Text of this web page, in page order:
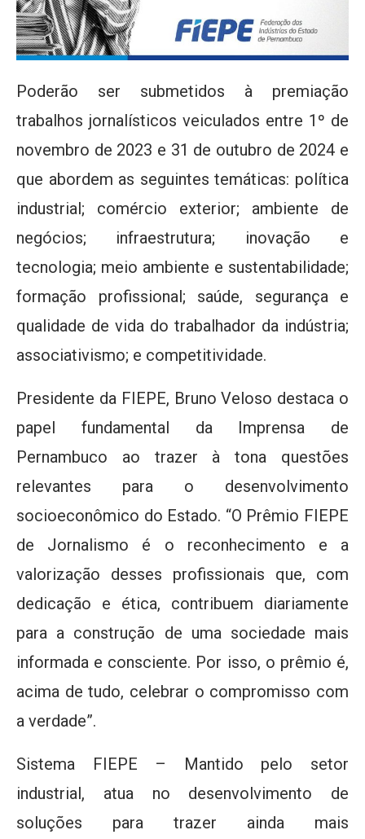
Poderão ser submetidos à premiação
trabalhos jornalísticos veiculados entre 1º de
novembro de 2023 e 31 de outubro de 2024 e
que abordem as seguintes temáticas: política
industrial; comércio exterior; ambiente de
negócios; infraestrutura; inovação e
tecnologia; meio ambiente e sustentabilidade;
formação profissional; saúde, segurança e
qualidade de vida do trabalhador da indústria;
associativismo; e competitividade.
Presidente da FIEPE, Bruno Veloso destaca o
papel fundamental da Imprensa de
Pernambuco ao trazer à tona questões
relevantes para o desenvolvimento
socioeconômico do Estado. “O Prêmio FIEPE
de Jornalismo é o reconhecimento e a
valorização desses profissionais que, com
dedicação e ética, contribuem diariamente
para a construção de uma sociedade mais
informada e consciente. Por isso, o prêmio é,
acima de tudo, celebrar o compromisso com
a verdade”.
Sistema FIEPE – Mantido pelo setor
industrial, atua no desenvolvimento de
soluções para trazer ainda mais